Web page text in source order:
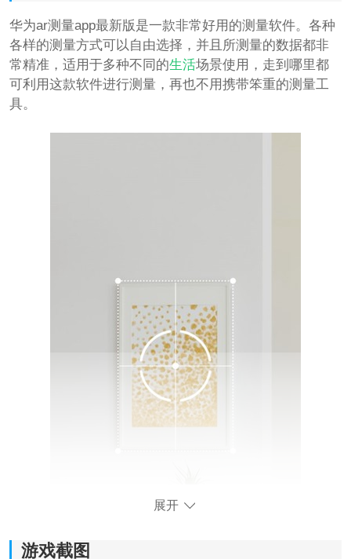
华为ar测量app最新版是一款非常好用的测量软件。各种
各样的测量方式可以自由选择，并且所测量的数据都非
常精准，适用于多种不同的生活场景使用，走到哪里都
可利用这款软件进行测量，再也不用携带笨重的测量工
具。
展开
游戏截图